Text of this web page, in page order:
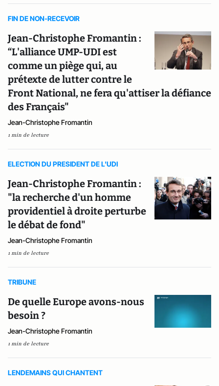
FIN DE NON-RECEVOIR
Jean-Christophe Fromantin :
“L'alliance UMP-UDI est
comme un piège qui, au
prétexte de lutter contre le
Front National, ne fera qu'attiser la défiance
des Français"
Jean-Christophe Fromantin
1 min de lecture
ELECTION DU PRESIDENT DE L'UDI
Jean-Christophe Fromantin :
"la recherche d'un homme
providentiel à droite perturbe
le débat de fond"
Jean-Christophe Fromantin
1 min de lecture
TRIBUNE
De quelle Europe avons-nous
besoin ?
Jean-Christophe Fromantin
1 min de lecture
LENDEMAINS QUI CHANTENT